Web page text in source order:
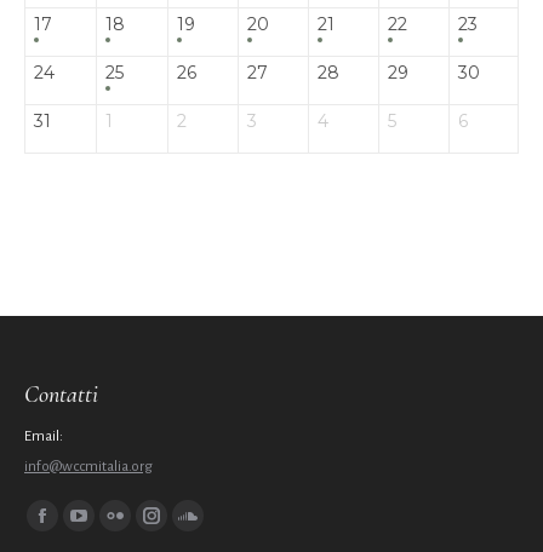
17 18 19 20 21 22 23
24 25 26 27 28 29 30
31 1 2 3 4 5 6
Contatti
Email:
info@wccmitalia.org
Ci puoi trovare su:
Flickr Instagram